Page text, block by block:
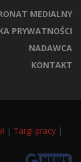
MEDIALNY
PRYWATNOŚCI
NADAWCA
KONTAKT
| Targi pracy |